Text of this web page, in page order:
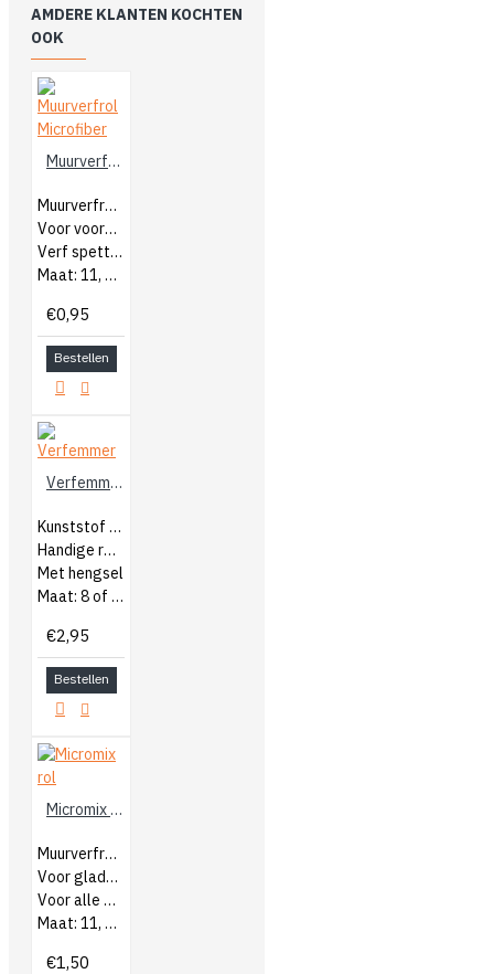
AMDERE KLANTEN KOCHTEN
OOK
Muurverfrol Microfiber
Muurverfroller
Voor voorstrijkmiddelen
Verf spettert minder
Maat: 11, 18 of 25cm
€0,95
Bestellen
Verfemmer
Kunststof verfemmer
Handige rolemmer
Met hengsel
Maat: 8 of 12 liter
€2,95
Bestellen
Micromix rol
Muurverfroller
Voor gladde ondergronden
Voor alle muurverven
Maat: 11, 18 of 25cm
€1,50